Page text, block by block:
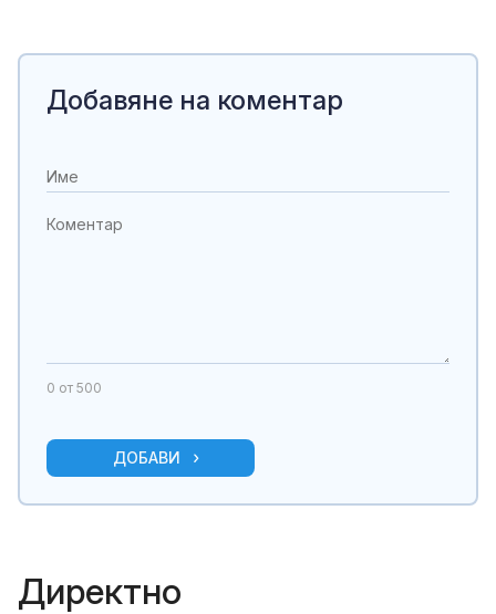
Добавяне на коментар
0 от 500
ДОБАВИ
Директно